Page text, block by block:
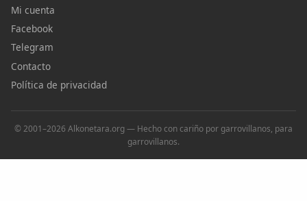
Mi cuenta
Facebook
Telegram
Contacto
Política de privacidad
© 2001–2026 Alkonetara.org — Hecho con cariño por garrovillanos, para
garrovillanos.